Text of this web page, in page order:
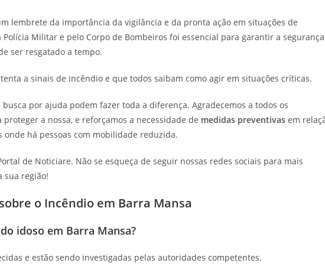
lembrete da importância da vigilância e da pronta ação em situações de
Militar e pelo Corpo de Bombeiros foi essencial para garantir a segurança
ser resgatado a tempo.
a sinais de incêndio e que todos saibam como agir em situações críticas.
por ajuda podem fazer toda a diferença. Agradecemos a todos os
a nossa, e reforçamos a necessidade de medidas preventivas em
há pessoas com mobilidade reduzida.
de Noticiare. Não se esqueça de seguir nossas redes sociais para mais
sua região!
o Incêndio em Barra Mansa
idoso em Barra Mansa?
e estão sendo investigadas pelas autoridades competentes.